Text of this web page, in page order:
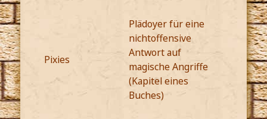
Pixies
Plädoyer für eine
nichtoffensive
Antwort auf
magische Angriffe
(Kapitel eines
Buches)